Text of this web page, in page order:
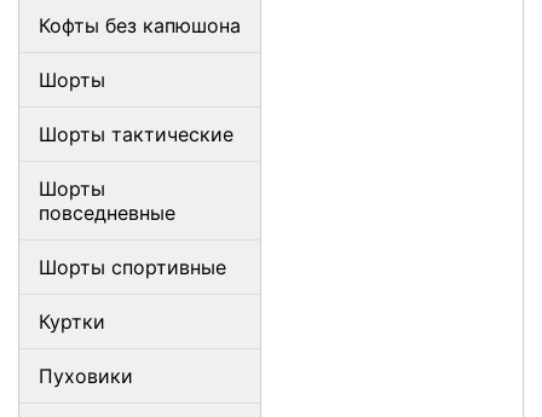
Кофты без капюшона
Шорты
Шорты тактические
Шорты
повседневные
Шорты спортивные
Куртки
Пуховики